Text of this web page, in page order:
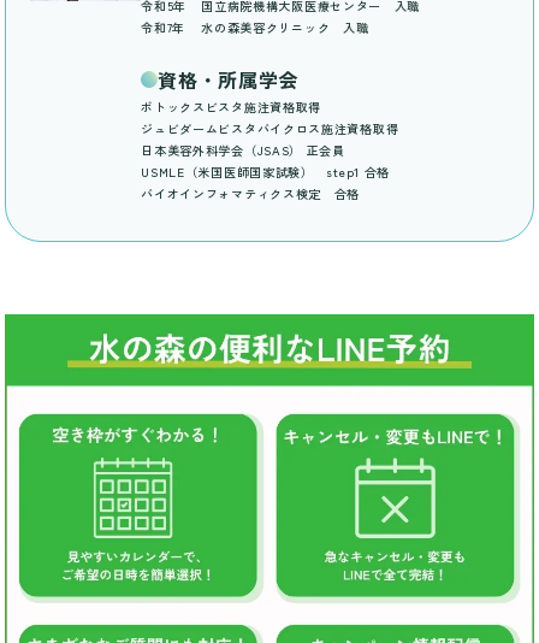
令和5年
国立病院機構大阪医療センター 入職
令和7年
水の森美容クリニック 入職
資格・所属学会
ボトックスビスタ施注資格取得
ジュビダームビスタバイクロス施注資格取得
日本美容外科学会（JSAS） 正会員
USMLE（米国医師国家試験） step1 合格
バイオインフォマティクス検定 合格